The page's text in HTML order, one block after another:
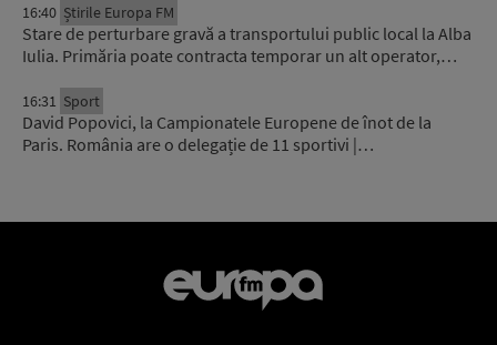
16:40 Știrile Europa FM
Stare de perturbare gravă a transportului public local la Alba
Iulia. Primăria poate contracta temporar un alt operator,…
16:31 Sport
David Popovici, la Campionatele Europene de înot de la
Paris. România are o delegație de 11 sportivi |…